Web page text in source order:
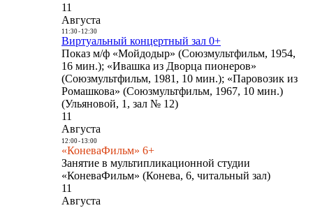
11
Августа
11:30- 12:30
Виртуальный концертный зал 0+
Показ м/ф «Мойдодыр» (Союзмультфильм, 1954,
16 мин.); «Ивашка из Дворца пионеров»
(Союзмультфильм, 1981, 10 мин.); «Паровозик из
Ромашкова» (Союзмультфильм, 1967, 10 мин.)
(Ульяновой, 1, зал № 12)
11
Августа
12:00- 13:00
«КоневаФильм» 6+
Занятие в мультипликационной студии
«КоневаФильм» (Конева, 6, читальный зал)
11
Августа